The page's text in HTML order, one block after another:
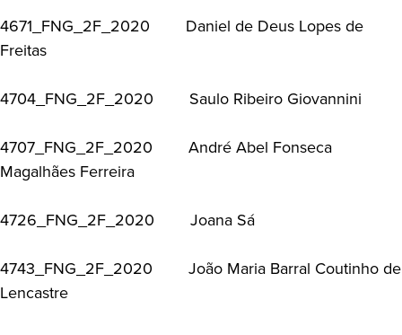
4671_FNG_2F_2020 Daniel de Deus Lopes de
Freitas
4704_FNG_2F_2020 Saulo Ribeiro Giovannini
4707_FNG_2F_2020 André Abel Fonseca
Magalhães Ferreira
4726_FNG_2F_2020 Joana Sá
4743_FNG_2F_2020 João Maria Barral Coutinho de
Lencastre